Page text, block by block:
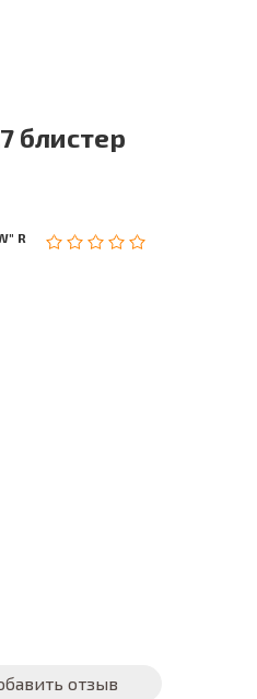
блистер
R
отзыв